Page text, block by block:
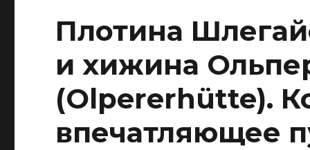
Плотина
и хижина
(Olpererhütte).
впечатляющее